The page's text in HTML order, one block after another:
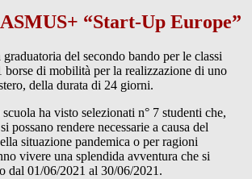
“Start-Up Europe”
del secondo bando per le classi
borse di mobilità per la realizzazione di uno
della durata di 24 giorni.
ha visto selezionati n° 7 studenti che,
possano rendere necessarie a causa del
situazione pandemica o per ragioni
vivere una splendida avventura che si
dal 01/06/2021 al 30/06/2021.